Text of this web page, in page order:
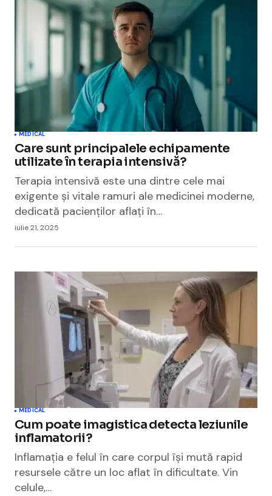
MEDICAL
Care sunt principalele echipamente
utilizate în terapia intensivă?
Terapia intensivă este una dintre cele mai
exigente și vitale ramuri ale medicinei moderne,
dedicată pacienților aflați în…
iulie 21, 2025
MEDICAL
Cum poate imagistica detecta leziunile
inflamatorii?
Inflamația e felul în care corpul își mută rapid
resursele către un loc aflat în dificultate. Vin
celule,…